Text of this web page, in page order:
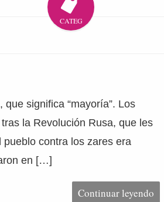
CATEG
significa “mayoría”. Los
la Revolución Rusa, que les
contra los zares era
en […]
Continuar leyendo